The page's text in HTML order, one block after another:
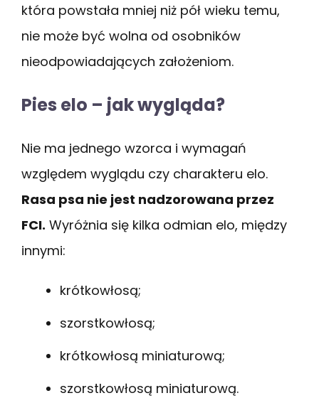
która powstała mniej niż pół wieku temu,
nie może być wolna od osobników
nieodpowiadających założeniom.
Pies elo – jak wygląda?
Nie ma jednego wzorca i wymagań
względem wyglądu czy charakteru elo.
Rasa psa nie jest nadzorowana przez
FCI. Wyróżnia się kilka odmian elo, między
innymi:
krótkowłosą;
szorstkowłosą;
krótkowłosą miniaturową;
szorstkowłosą miniaturową.